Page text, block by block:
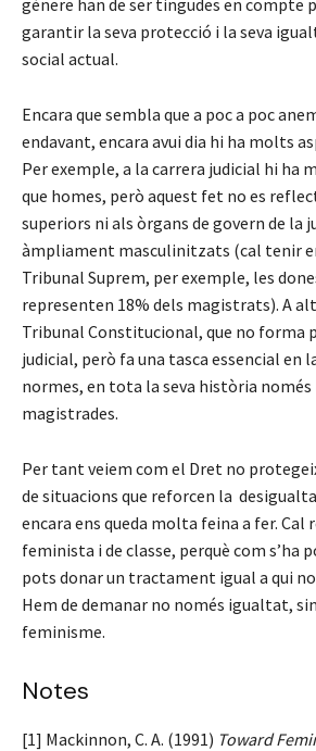
garantir la seva protecció i la seva
social actual.
Encara que sembla que a poc a poc
endavant, encara avui dia hi ha molts
Per exemple, a la carrera judicial hi ha
que homes, però aquest fet no es
superiors ni als òrgans de govern de la
àmpliament masculinitzats (cal tenir
Tribunal Suprem, per exemple, les
representen 18% dels magistrats). A
Tribunal Constitucional, que no forma
judicial, però fa una tasca essencial en
normes, en tota la seva història només
magistrades.
Per tant veiem com el Dret no
de situacions que reforcen la
encara ens queda molta feina a fer. Cal
feminista i de classe, perquè com s’ha
pots donar un tractament igual a qui no
Hem de demanar no només igualtat,
feminisme.
Notes
[1] Mackinnon, C. A. (1991) Toward